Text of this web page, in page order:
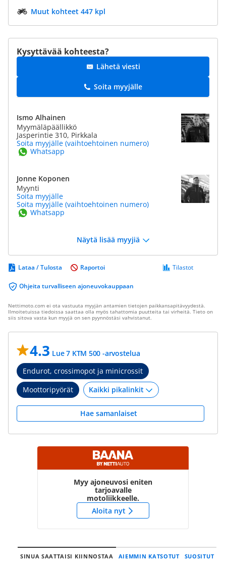
Muut kohteet 447 kpl
Kysyttävää kohteesta?
Lähetä viesti
Soita myyjälle
Ismo Alhainen
Myymäläpäällikkö
Jasperintie 310, Pirkkala
Soita myyjälle (vaihtoehtoinen numero)
Whatsapp
Jonne Koponen
Myynti
Soita myyjälle
Soita myyjälle (vaihtoehtoinen numero)
Whatsapp
Näytä lisää myyjiä
Lataa / Tulosta
Ohjeita turvalliseen ajoneuvokauppaan
Tilastot
Raportoi
Nettimoto.com ei ota vastuuta myyjän antamien tietojen paikkansapitävyydestä.
Ilmoitetuissa tiedoissa saattaa olla myös tahattomia puutteita tai virheitä. Tieto on
siis sitova vasta kun myyjä on sen pyynnöstäsi vahvistanut.
4.3 Lue 7 KTM 500 -arvostelua
Endurot, crossimopot ja minicrossit
Moottoripyörät
Hae samanlaiset
Myy ajoneuvosi eniten
tarjoavalle
motoliikkeelle.
Aloita nyt
SINUA SAATTAISI KIINNOSTAA AIEMMIN KATSOTUT SUOSITUT